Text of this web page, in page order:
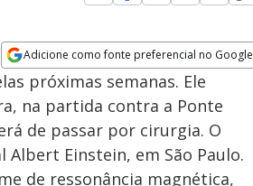
Adicione como fonte preferencial no Google
Opens in new window
próximas semanas. Ele
na partida contra a Ponte
de passar por cirurgia. O
Einstein, em São Paulo.
de ressonância magnética,